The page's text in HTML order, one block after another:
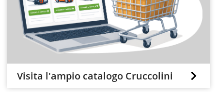
Visita l'ampio catalogo Cruccolini